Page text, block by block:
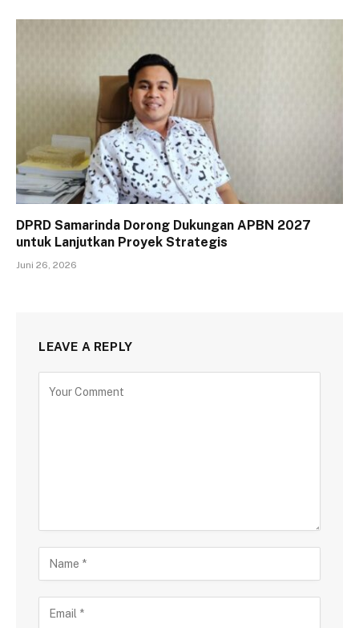
DPRD Samarinda Dorong Dukungan APBN 2027
untuk Lanjutkan Proyek Strategis
Juni 26, 2026
LEAVE A REPLY